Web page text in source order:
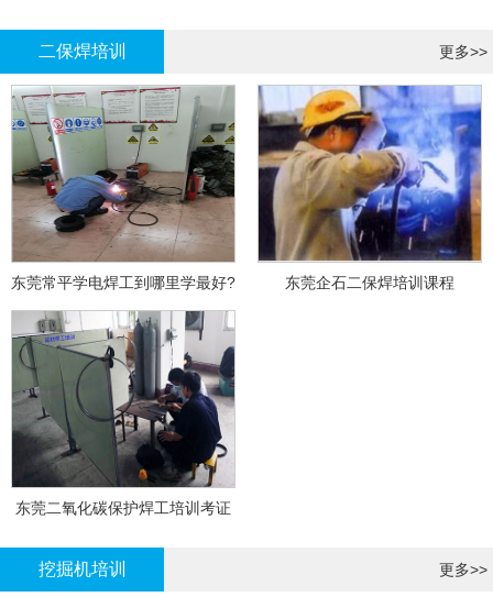
二保焊培训 更多>>
东莞常平学电焊工到哪里学最好? 东莞企石二保焊培训课程
东莞二氧化碳保护焊工培训考证
挖掘机培训 更多>>